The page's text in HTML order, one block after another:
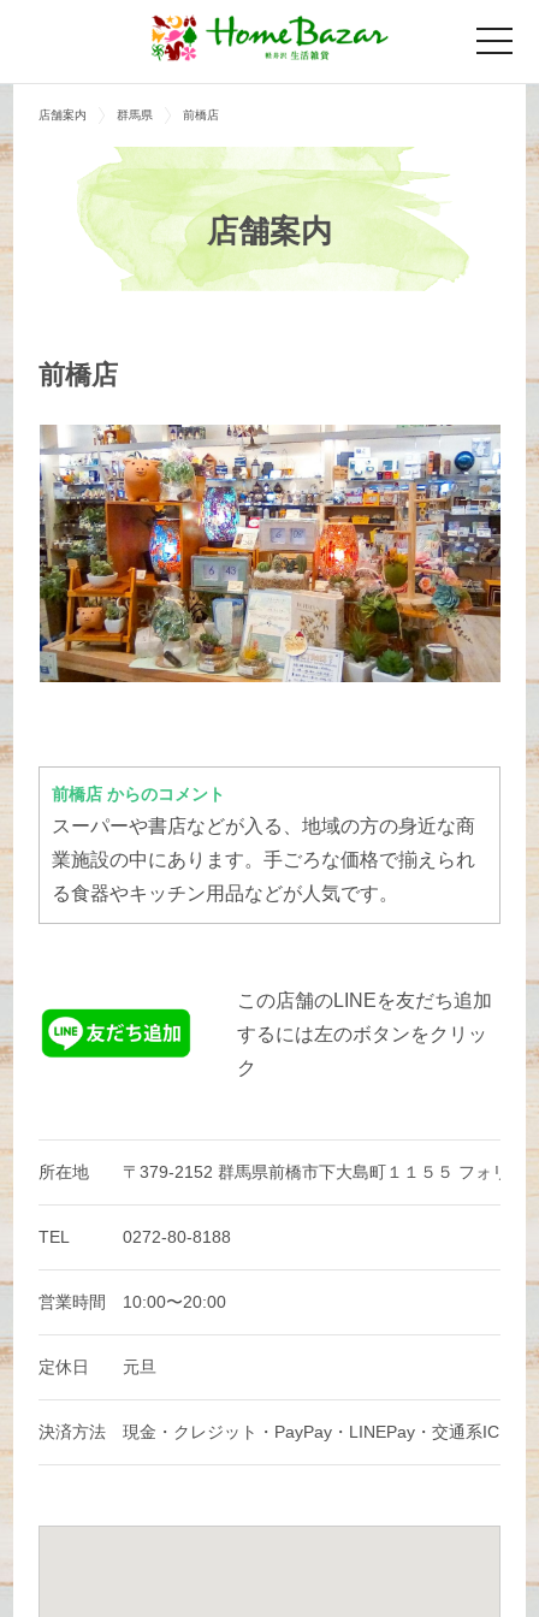
toggle
店舗案内 群馬県 前橋店
店舗案内
前橋店
前橋店 からのコメント
スーパーや書店などが入る、地域の方の身近な商
業施設の中にあります。手ごろな価格で揃えられ
る食器やキッチン用品などが人気です。
この店舗のLINEを友だち追加
するには左のボタンをクリッ
ク
所在地 〒379-2152 群馬県前橋市下大島町１１５５ フォリオ
TEL 0272-80-8188
営業時間 10:00〜20:00
定休日 元旦
決済方法 現金・クレジット・PayPay・LINEPay・交通系ICカ